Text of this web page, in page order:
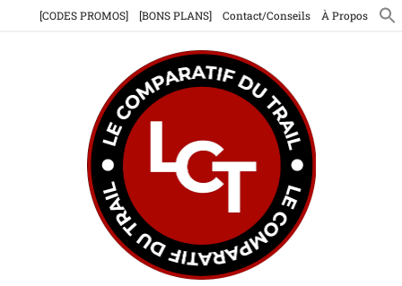
[CODES PROMOS] [BONS PLANS] Contact/Conseils À Propos